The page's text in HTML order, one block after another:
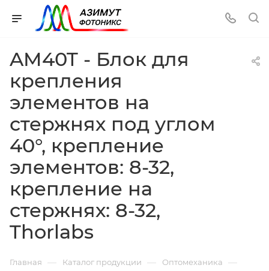
AM40T - Блок для
крепления
элементов на
стержнях под углом
40°, крепление
элементов: 8-32,
крепление на
стержнях: 8-32,
Thorlabs
Главная — Каталог продукции — Оптомеханика —